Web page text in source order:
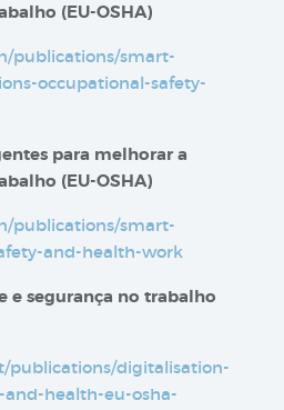
(EU-OSHA)
publications/smart-
occupational-safety-
para melhorar a
(EU-OSHA)
publications/smart-
and-health-work
e segurança no trabalho
publications/digitalisation-
health-eu-osha-